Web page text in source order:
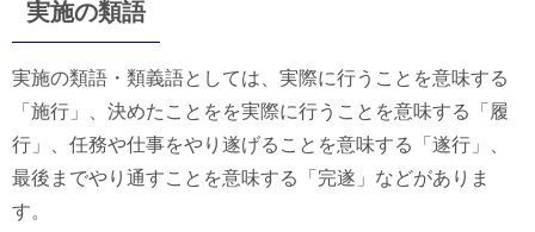
実施の類語
実施の類語・類義語としては、実際に行うことを意味する
「施行」、決めたことをを実際に行うことを意味する「履
行」、任務や仕事をやり遂げることを意味する「遂行」、
最後までやり通すことを意味する「完遂」などがありま
す。